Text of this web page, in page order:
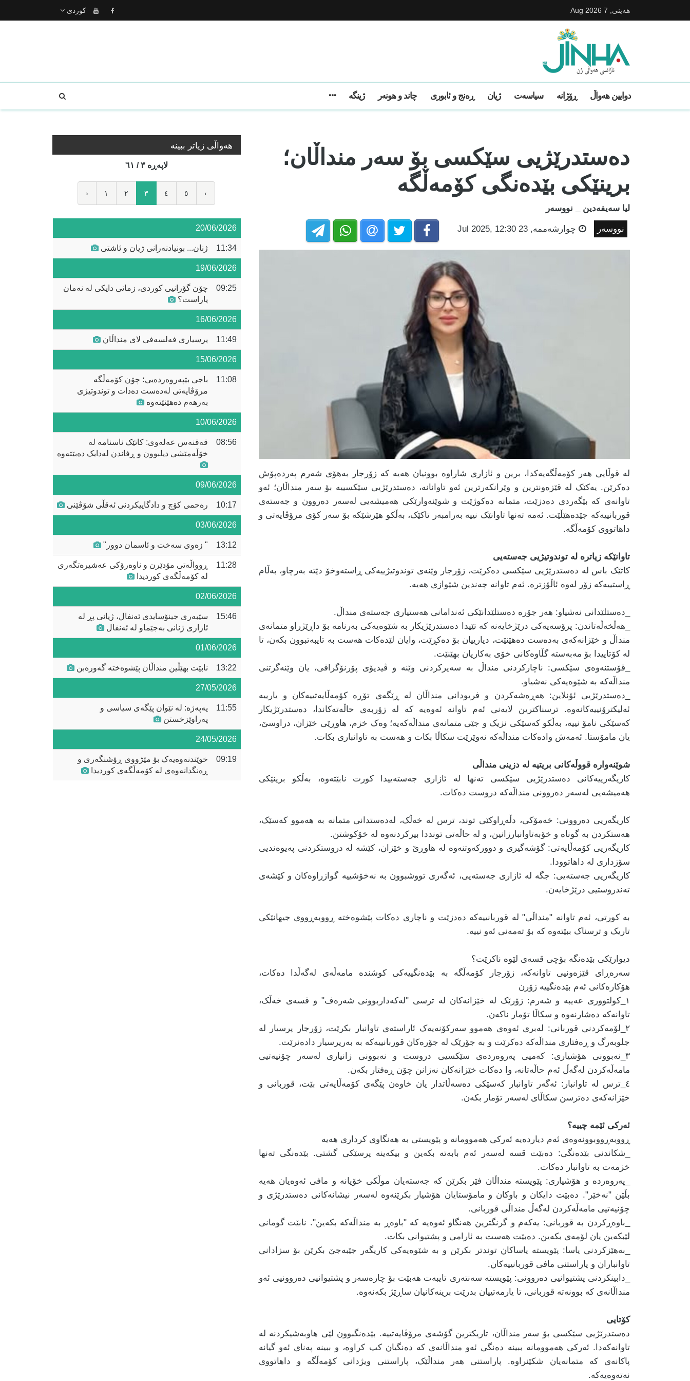
هه‌ینی, 7 Aug 2026 كوردى
دوایین ھەواڵ ڕۆژانە سیاسەت ژیان ڕەنج و ئابوری چاند و هونەر ژینگه
دەستدرێژیی سێکسی بۆ سەر منداڵان؛
برینێکی بێدەنگی کۆمەڵگە
لیا سەیفەدین _ نووسەر
نووسەر چوارشه‌ممه‌, 23 Jul 2025, 12:30
لە قوڵایی هەر کۆمەڵگەیەکدا، برین و ئازاری شاراوە بوونیان هەیە کە زۆرجار بەهۆی شەرم پەردەپۆش
دەکرێن. یەکێک لە قێزەونترین و وێرانکەرترین ئەو تاوانانە، دەستدرێژیی سێکسییە بۆ سەر منداڵان؛ ئەو
تاوانەی کە بێگەردی دەدزێت، متمانە دەکوژێت و شوێنەوارێکی هەمیشەیی لەسەر دەروون و جەستەی
قوربانییەکە جێدەهێڵێت. ئەمە تەنها تاوانێک نییە بەرامبەر تاکێک، بەڵکو هێرشێکە بۆ سەر کۆی مرۆڤایەتی و
داهاتووی کۆمەڵگە.
تاوانێکە زیاترە لە توندوتیژیی جەستەیی
کاتێک باس لە دەستدرێژیی سێکسی دەکرێت، زۆرجار وێنەی توندوتیژییەکی ڕاستەوخۆ دێتە بەرچاو، بەڵام
ڕاستییەکە زۆر لەوە ئاڵۆزترە. ئەم تاوانە چەندین شێوازی هەیە.
_دەستلێدانی نەشیاو: هەر جۆرە دەستلێدانێکی ئەندامانی هەستیاری جەستەی منداڵ.
_هەڵخەڵەتاندن: پرۆسەیەکی درێژخایەنە کە تێیدا دەستدرێژیکار بە شێوەیەکی بەرنامە بۆ داڕێژراو متمانەی
منداڵ و خێزانەکەی بەدەست دەهێنێت، دیارییان بۆ دەکڕێت، وایان لێدەکات هەست بە تایبەتبوون بکەن، تا
لە کۆتاییدا بۆ مەبەستە گڵاوەکانی خۆی بەکاریان بهێنێت.
_قۆستنەوەی سێکسی: ناچارکردنی منداڵ بە سەیرکردنی وێنە و ڤیدیۆی پۆرنۆگرافی، یان وێنەگرتنی
منداڵەکە بە شێوەیەکی نەشیاو.
_دەستدرێژیی ئۆنلاین: هەڕەشەکردن و فریودانی منداڵان لە ڕێگەی تۆڕە کۆمەڵایەتییەکان و یارییە
ئەلیکترۆنییەکانەوە. ترسناکترین لایەنی ئەم تاوانە ئەوەیە کە لە زۆربەی حاڵەتەکاندا، دەستدرێژیکار
کەسێکی نامۆ نییە، بەڵکو کەسێکی نزیک و جێی متمانەی منداڵەکەیە؛ وەک خزم، هاوڕێی خێزان، دراوسێ،
یان مامۆستا. ئەمەش وادەکات منداڵەکە نەوێرێت سکاڵا بکات و هەست بە تاوانباری بکات.
شوێنەوارە قووڵەکانی بریتیە لە دزینی منداڵی
کاریگەرییەکانی دەستدرێژیی سێکسی تەنها لە ئازاری جەستەییدا کورت نابێتەوە، بەڵکو برینێکی
هەمیشەیی لەسەر دەروونی منداڵەکە دروست دەکات.
کاریگەریی دەروونی: خەمۆکی، دڵەڕاوکێی توند، ترس لە خەڵک، لەدەستدانی متمانە بە هەموو کەسێک،
هەستکردن بە گوناه و خۆبەتاوانبارزانین، و لە حاڵەتی تونددا بیرکردنەوە لە خۆکوشتن.
کاریگەریی کۆمەڵایەتی: گۆشەگیری و دوورکەوتنەوە لە هاوڕێ و خێزان، کێشە لە دروستکردنی پەیوەندیی
سۆزداری لە داهاتوودا.
کاریگەریی جەستەیی: جگە لە ئازاری جەستەیی، ئەگەری تووشبوون بە نەخۆشییە گوازراوەکان و کێشەی
تەندروستیی درێژخایەن.
بە کورتی، ئەم تاوانە "منداڵی" لە قوربانییەکە دەدزێت و ناچاری دەکات پێشوەختە ڕووبەڕووی جیهانێکی
تاریک و ترسناک ببێتەوە کە بۆ تەمەنی ئەو نییە.
دیوارێکی بێدەنگە بۆچی قسەی لێوە ناکرێت؟
سەرەڕای قێزەونیی تاوانەکە، زۆرجار کۆمەڵگە بە بێدەنگییەکی کوشندە مامەڵەی لەگەڵدا دەکات،
هۆکارەکانی ئەم بێدەنگییە زۆرن
۱_کولتووری عەیبە و شەرم: زۆرێک لە خێزانەکان لە ترسی "لەکەداربوونی شەرەف" و قسەی خەڵک،
تاوانەکە دەشارنەوە و سکاڵا تۆمار ناکەن.
۲_لۆمەکردنی قوربانی: لەبری ئەوەی هەموو سەرکۆنەیەک ئاراستەی تاوانبار بکرێت، زۆرجار پرسیار لە
جلوبەرگ و ڕەفتاری منداڵەکە دەکرێت و بە جۆرێک لە جۆرەکان قوربانییەکە بە بەرپرسیار دادەنرێت.
۳_نەبوونی هۆشیاری: کەمیی پەروەردەی سێکسیی دروست و نەبوونی زانیاری لەسەر چۆنیەتیی
مامەڵەکردن لەگەڵ ئەم حاڵەتانە، وا دەکات خێزانەکان نەزانن چۆن ڕەفتار بکەن.
٤_ترس لە تاوانبار: ئەگەر تاوانبار کەسێکی دەسەڵاتدار یان خاوەن پێگەی کۆمەڵایەتی بێت، قوربانی و
خێزانەکەی دەترسن سکاڵای لەسەر تۆمار بکەن.
ئەرکی ئێمە چییە؟
ڕووبەڕووبوونەوەی ئەم دیاردەیە ئەرکی هەموومانە و پێویستی بە هەنگاوی کرداری هەیە
_شکاندنی بێدەنگی: دەبێت قسە لەسەر ئەم بابەتە بکەین و بیکەینە پرسێکی گشتی. بێدەنگی تەنها
خزمەت بە تاوانبار دەکات.
_پەروەردە و هۆشیاری: پێویستە منداڵان فێر بکرێن کە جەستەیان موڵکی خۆیانە و مافی ئەوەیان هەیە
بڵێن "نەخێر". دەبێت دایکان و باوکان و مامۆستایان هۆشیار بکرێنەوە لەسەر نیشانەکانی دەستدرێژی و
چۆنیەتیی مامەڵەکردن لەگەڵ منداڵی قوربانی.
_باوەڕکردن بە قوربانی: یەکەم و گرنگترین هەنگاو ئەوەیە کە "باوەڕ بە منداڵەکە بکەین". نابێت گومانی
لێبکەین یان لۆمەی بکەین. دەبێت هەست بە ئارامی و پشتیوانی بکات.
_بەهێزکردنی یاسا: پێویستە یاساکان توندتر بکرێن و بە شێوەیەکی کاریگەر جێبەجێ بکرێن بۆ سزادانی
تاوانباران و پاراستنی مافی قوربانییەکان.
_دابینکردنی پشتیوانیی دەروونی: پێویستە سەنتەری تایبەت هەبێت بۆ چارەسەر و پشتیوانیی دەروونیی ئەو
منداڵانەی کە بوونەتە قوربانی، تا یارمەتییان بدرێت برینەکانیان ساڕێژ بکەنەوە.
کۆتایی
دەستدرێژیی سێکسی بۆ سەر منداڵان، تاریکترین گۆشەی مرۆڤایەتییە. بێدەنگبوون لێی هاوبەشیکردنە لە
تاوانەکەدا. ئەرکی هەموومانە ببینە دەنگی ئەو منداڵانەی کە دەنگیان کپ کراوە، و ببینە پەنای ئەو گیانە
پاکانەی کە متمانەیان شکێنراوە. پاراستنی هەر منداڵێک، پاراستنی ویژدانی کۆمەڵگە و داهاتووی
نەتەوەیەکە.
هه‌واڵی زیاتر ببینە
لاپه‌ڕه‌ ٣ / ٦١
‹ ١ ٢ ٣ ٤ ٥ ›
20/06/2026
11:34 ژنان... بونیادنەرانی ژیان و ئاشتی
19/06/2026
09:25
چۆن گۆرانیی کوردی، زمانی دایکی لە نەمان
پاراست؟
16/06/2026
11:49 پرسیاری فەلسەفی لای منداڵان
15/06/2026
11:08
باجی بێپەروەردەیی؛ چۆن کۆمەڵگە
مرۆڤایەتی لەدەست دەدات و توندوتیژی
بەرهەم دەهێنێتەوە
10/06/2026
08:56
قەقنەس عەلەوی: کاتێک ناسنامە لە
خۆڵەمێشی دیلبوون و ڕفاندن لەدایک دەبێتەوە
09/06/2026
10:17 رەحمی کۆچ و دادگاییکردنی ئەقڵی شۆڤێنی
03/06/2026
13:12 " زەوی سەخت و ئاسمان دوور"
11:28
ڕوواڵەتی مۆدێرن و ناوەرۆکی عەشیرەتگەری
لە کۆمەڵگەی کوردیدا
02/06/2026
15:46
سێبەری جینۆسایدی ئەنفال، ژیانی پڕ لە
ئازاری ژنانی بەجێماو لە ئەنفال
01/06/2026
13:22 نابێت بهێڵین منداڵان پێشوەختە گەورەبن
27/05/2026
11:55
یەپەژە: لە نێوان پێگەی سیاسی و
پەراوێزخستن
24/05/2026
09:19
خوێندنەوەیەک بۆ مێژووی ڕۆشنگەری و
ڕەنگدانەوەی لە کۆمەڵگەی کوردیدا